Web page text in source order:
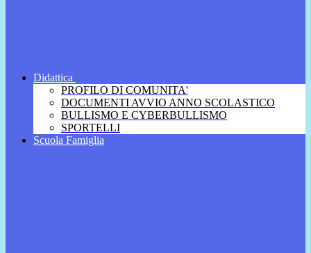
Didattica
PROFILO DI COMUNITA'
DOCUMENTI AVVIO ANNO SCOLASTICO
BULLISMO E CYBERBULLISMO
SPORTELLI
Scuola Famiglia